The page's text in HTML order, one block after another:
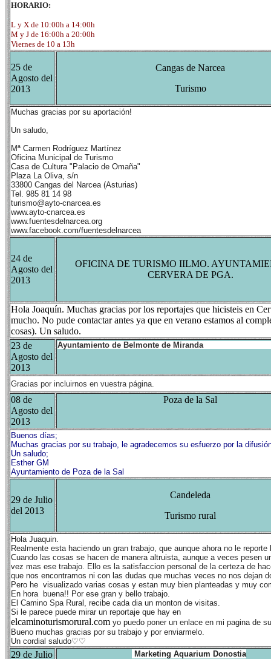
HORARIO:
L y X de 10:00h a 14:00h
M y J de 16:00h a 20:00h
Viernes de 10 a 13h
25 de
Agosto del
2013
Cangas de Narcea
Turismo
Muchas gracias por su aportación!
Un saludo,
Mª Carmen Rodríguez Martínez
Oficina Municipal de Turismo
Casa de Cultura "Palacio de Omaña"
Plaza La Oliva, s/n
33800 Cangas del Narcea (Asturias)
Tel. 985 81 14 98
turismo@ayto-cnarcea.es
www.ayto-cnarcea.es
www.fuentesdelnarcea.org
www.facebook.com/fuentesdelnarcea
24 de
Agosto del
2013
OFICINA DE TURISMO IILMO.
CERVERA DE PGA.
Hola Joaquín. Muchas gracias por los reportajes que hicisteis en
mucho. No pude contactar antes ya que en verano estamos al
cosas). Un saludo.
23 de
Agosto del
2013
Ayuntamiento de Belmonte de Miranda
Gracias por incluirnos en vuestra página.
08 de
Agosto del
2013
Poza de la Sal
Buenos días;
Muchas gracias por su trabajo, le agradecemos su esfuerzo por la
Un saludo;
Esther GM
Ayuntamiento de Poza de la Sal
29 de Julio
del 2013
Candeleda
Turismo rural
Hola Juaquin.
Realmente esta haciendo un gran trabajo, que aunque ahora no le
Cuando las cosas se hacen de manera altruista, aunque a veces pesen
vez mas ese trabajo. Ello es la satisfaccion personal de la certeza de
que nos encontramos ni con las dudas que muchas veces no nos dejan
Pero he visualizado varias cosas y estan muy bien planteadas y muy
En hora buena!! Por ese gran y bello trabajo.
El Camino Spa Rural, recibe cada dia un monton de visitas.
Si le parece puede mirar un reportaje que hay en
elcaminoturismorural.com yo puedo poner un enlace en mi pagina de
Bueno muchas gracias por su trabajo y por enviarmelo.
Un cordial saludo♡♡
29 de Julio Marketing Aquarium Donostia